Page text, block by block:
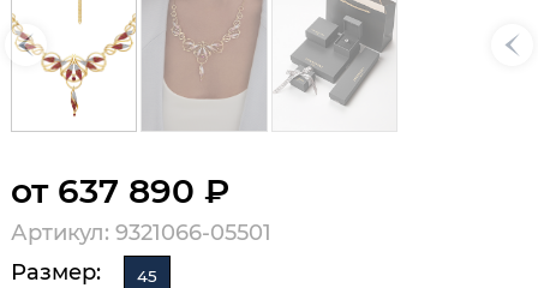
от 637 890 ₽
Артикул: 9321066-05501
Размер:
45